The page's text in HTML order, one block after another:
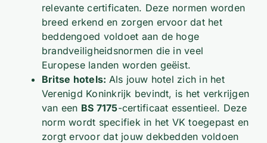
relevante certificaten. Deze normen worden
breed erkend en zorgen ervoor dat het
beddengoed voldoet aan de hoge
brandveiligheidsnormen die in veel
Europese landen worden geëist.
Britse hotels: Als jouw hotel zich in het
Verenigd Koninkrijk bevindt, is het verkrijgen
van een BS 7175-certificaat essentieel. Deze
norm wordt specifiek in het VK toegepast en
zorgt ervoor dat jouw dekbedden voldoen